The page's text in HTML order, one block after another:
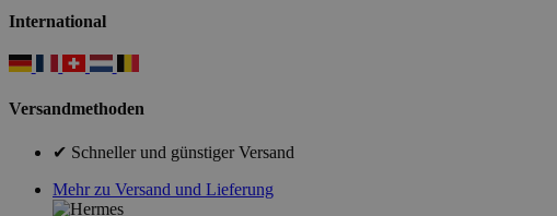
International
Versandmethoden
✔ Schneller und günstiger Versand
Mehr zu Versand und Lieferung